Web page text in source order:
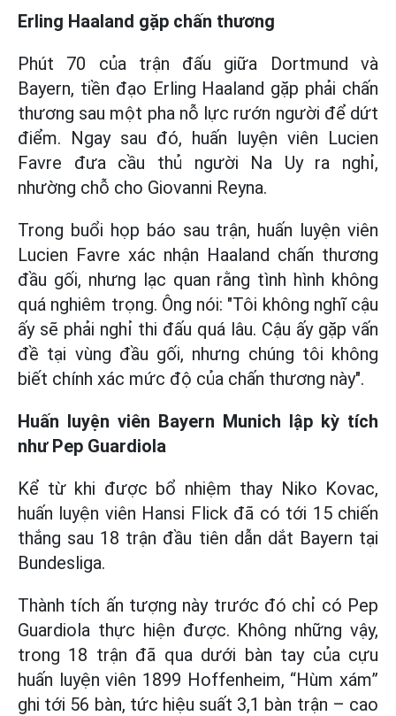
Erling Haaland gặp chấn thương
Phút 70 của trận đấu giữa Dortmund và
Bayern, tiền đạo Erling Haaland gặp phải chấn
thương sau một pha nỗ lực rướn người để dứt
điểm. Ngay sau đó, huấn luyện viên Lucien
Favre đưa cầu thủ người Na Uy ra nghỉ,
nhường chỗ cho Giovanni Reyna.
Trong buổi họp báo sau trận, huấn luyện viên
Lucien Favre xác nhận Haaland chấn thương
đầu gối, nhưng lạc quan rằng tình hình không
quá nghiêm trọng. Ông nói: "Tôi không nghĩ cậu
ấy sẽ phải nghỉ thi đấu quá lâu. Cậu ấy gặp vấn
đề tại vùng đầu gối, nhưng chúng tôi không
biết chính xác mức độ của chấn thương này".
Huấn luyện viên Bayern Munich lập kỳ tích
như Pep Guardiola
Kể từ khi được bổ nhiệm thay Niko Kovac,
huấn luyện viên Hansi Flick đã có tới 15 chiến
thắng sau 18 trận đầu tiên dẫn dắt Bayern tại
Bundesliga.
Thành tích ấn tượng này trước đó chỉ có Pep
Guardiola thực hiện được. Không những vậy,
trong 18 trận đã qua dưới bàn tay của cựu
huấn luyện viên 1899 Hoffenheim, “Hùm xám”
ghi tới 56 bàn, tức hiệu suất 3,1 bàn trận – cao